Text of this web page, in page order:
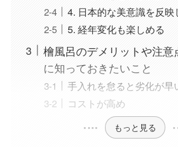
4. 日本的な美意識を反映
5. 経年変化も楽しめる
檜風呂のデメリットや注意
に知っておきたいこと
手入れを怠ると劣化が早
コストが高め
もっと見る